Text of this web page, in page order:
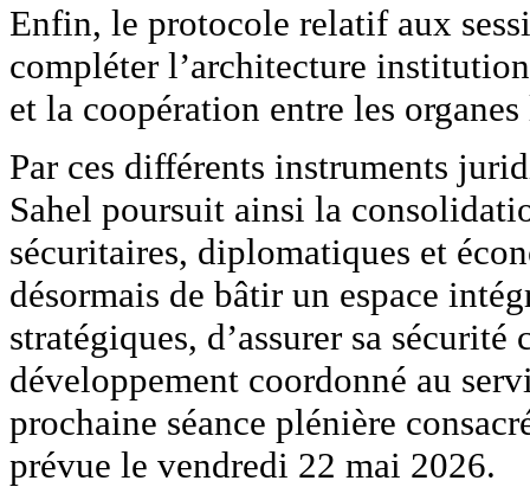
Enfin, le protocole relatif aux
compléter l’architecture
et la coopération entre les
Par ces différents instruments
Sahel poursuit ainsi la
sécuritaires, diplomatiques et
désormais de bâtir un espace
stratégiques, d’assurer sa
développement coordonné au
prochaine séance plénière
prévue le vendredi 22 mai 2026.